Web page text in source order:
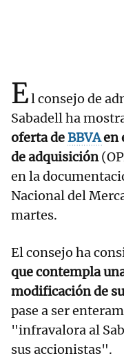
El consejo de
Sabadell ha
oferta deBBVAen
de adquisición
en la
Nacional del
martes.
El consejo ha
que contempla
modificación de
pase a ser
"infravalora al
sus accionistas".